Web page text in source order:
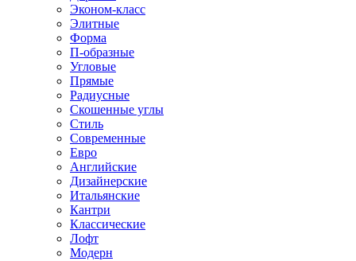
Эконом-класс
Элитные
Форма
П-образные
Угловые
Прямые
Радиусные
Скошенные углы
Стиль
Современные
Евро
Английские
Дизайнерские
Итальянские
Кантри
Классические
Лофт
Модерн